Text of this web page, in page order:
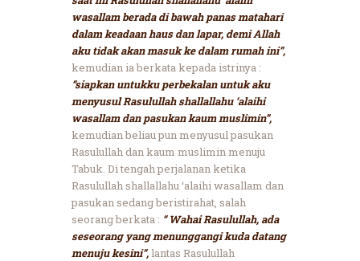
wasallam berada di bawah panas matahari
dalam keadaan haus dan lapar, demi Allah
aku tidak akan masuk ke dalam rumah ini”,
kemudian ia berkata kepada istrinya :
“siapkan untukku perbekalan untuk aku
menyusul Rasulullah shallallahu ‘alaihi
wasallam dan pasukan kaum muslimin”,
kemudian beliau pun menyusul pasukan
Rasulullah dan kaum muslimin menuju
Tabuk. Di tengah perjalanan ketika
Rasulullah shallallahu ‘alaihi wasallam dan
pasukan sedang beristirahat, salah
seorang berkata : “ Wahai Rasulullah, ada
seseorang yang menunggangi kuda datang
menuju kesini”,lantas Rasulullah